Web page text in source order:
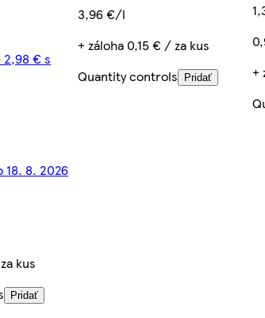
€ s
18. 8. 2026
kus
Pridať
3,96 €/l
+ záloha 0,15 € / za kus
Quantity controls
Pridať
+